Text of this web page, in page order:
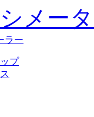
メー
ラー
プ